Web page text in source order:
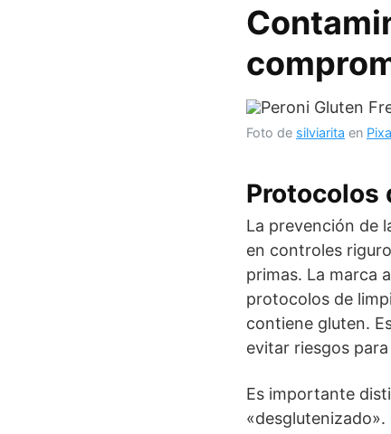
Foto de silviarita en
Protocolos
La prevención de
en controles
primas. La marca
protocolos de
contiene gluten.
evitar riesgos
Es importante